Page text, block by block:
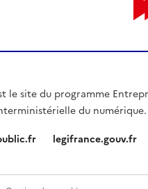
le site du programme
du numérique.
legifrance.gouv.fr